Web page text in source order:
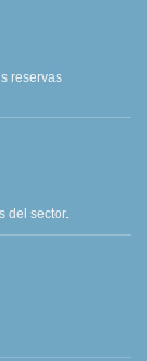
reservas
del sector.